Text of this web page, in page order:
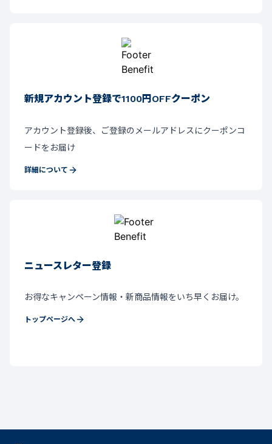
新規アカウント登録で1100円OFFクーポン
アカウント登録後、ご登録のメールアドレスにクーポンコ
ードをお届け
詳細について
ニュースレター登録
お得なキャンペーン情報・新商品情報をいち早くお届け。
トップページへ